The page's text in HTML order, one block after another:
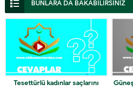
BUNLARA DA BAKABİLİRSİNİZ
Tesettürlü kadınlar saçlarını